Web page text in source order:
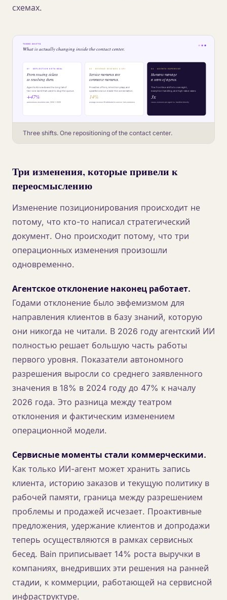
схемах.
Three shifts. One repositioning of the contact center.
Три изменения, которые привели к
переосмыслению
Изменение позиционирования происходит не
потому, что кто-то написал стратегический
документ. Оно происходит потому, что три
операционных изменения произошли
одновременно.
Агентское отклонение наконец работает.
Годами отклонение было эвфемизмом для
направления клиентов в базу знаний, которую
они никогда не читали. В 2026 году агентский ИИ
полностью решает большую часть работы
первого уровня. Показатели автономного
разрешения выросли со среднего заявленного
значения в 18% в 2024 году до 47% к началу
2026 года. Это разница между театром
отклонения и фактическим изменением
операционной модели.
Сервисные моменты стали коммерческими.
Как только ИИ-агент может хранить запись
клиента, историю заказов и текущую политику в
рабочей памяти, граница между разрешением
проблемы и продажей исчезает. Проактивные
предложения, удержание клиентов и допродажи
теперь осуществляются в рамках сервисных
бесед. Bain приписывает 14% роста выручки в
компаниях, внедривших эти решения на ранней
стадии, к коммерции, работающей на сервисной
инфраструктуре.